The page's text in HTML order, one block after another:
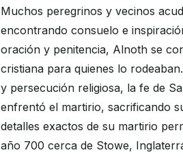
Muchos peregrinos y vecinos
encontrando consuelo e
oración y penitencia, Alnoth se
cristiana para quienes lo
y persecución religiosa, la fe de
enfrentó el martirio, sacrificando
detalles exactos de su martirio
año 700 cerca de Stowe,